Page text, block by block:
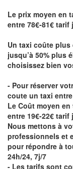
Le prix moyen en
entre 78€-81€
Un taxi coûte
jusqu’à 50% plus
choisissez bien
- Pour réserver
coute un taxi
Le Coût moyen
entre 19€-22€
Nous mettons à
professionnels et
pour répondre à
24h/24, 7j/7
- Les tarifs sont